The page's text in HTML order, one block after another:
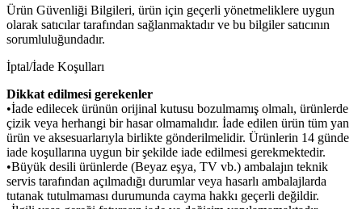
Ürün Güvenliği Bilgileri, ürün için geçerli yönetmeliklere uygun
olarak satıcılar tarafından sağlanmaktadır ve bu bilgiler satıcının
sorumluluğundadır.
İptal/İade Koşulları
Dikkat edilmesi gerekenler
•İade edilecek ürünün orijinal kutusu bozulmamış olmalı, ürünlerde
çizik veya herhangi bir hasar olmamalıdır. İade edilen ürün tüm yan
ürün ve aksesuarlarıyla birlikte gönderilmelidir. Ürünlerin 14 günde
iade koşullarına uygun bir şekilde iade edilmesi gerekmektedir.
•Büyük desili ürünlerde (Beyaz eşya, TV vb.) ambalajın teknik
servis tarafından açılmadığı durumlar veya hasarlı ambalajlarda
tutanak tutulmaması durumunda cayma hakkı geçerli değildir.